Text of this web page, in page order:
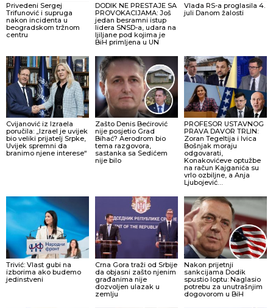
Privedeni Sergej
Trifunović i supruga
nakon incidenta u
beogradskom tržnom
centru
DODIK NE PRESTAJE SA
PROVOKACIJAMA: Još
jedan besramni istup
lidera SNSD-a, udara na
ljiljane pod kojima je
BiH primljena u UN
Vlada RS-a proglasila 4.
juli Danom žalosti
Cvijanović iz Izraela
poručila: „Izrael je uvijek
bio veliki prijatelj Srpke,
Uvijek spremni da
branimo njene interese“
Zašto Denis Bećirović
nije posjetio Grad
Bihać? Aerodrom bio
tema razgovora,
sastanka sa Sedićem
nije bilo
PROFESOR USTAVNOG
PRAVA DAVOR TRLIN:
Zoran Tegeltija i Ivica
Bošnjak moraju
odgovarati,
Konakovićeve optužbe
na račun Kajganića su
vrlo ozbiljne, a Anja
Ljubojević…
Trivić: Vlast gubi na
izborima ako budemo
jedinstveni
Crna Gora traži od Srbije
da objasni zašto njenim
građanima nije
dozvoljen ulazak u
zemlju
Nakon prijetnji
sankcijama Dodik
spustio loptu: Naglasio
potrebu za unutrašnjim
dogovorom u BiH